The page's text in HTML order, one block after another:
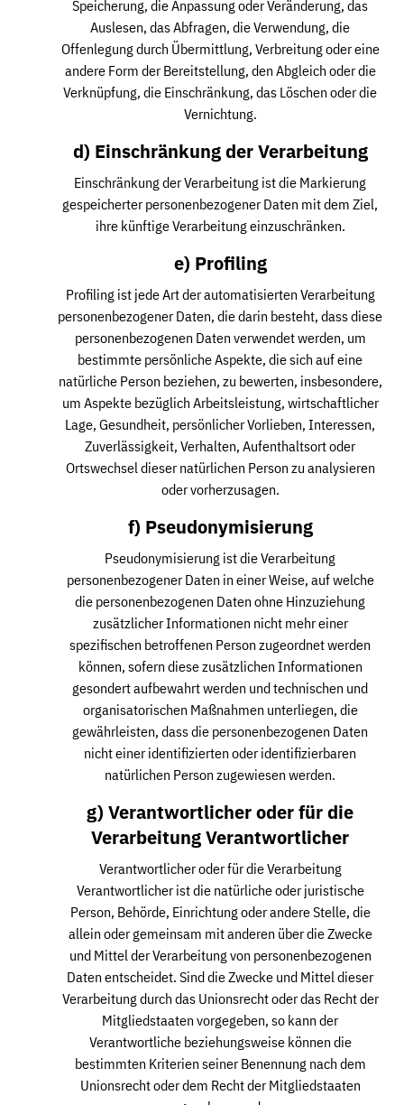
Speicherung, die Anpassung oder Veränderung, das
Auslesen, das Abfragen, die Verwendung, die
Offenlegung durch Übermittlung, Verbreitung oder eine
andere Form der Bereitstellung, den Abgleich oder die
Verknüpfung, die Einschränkung, das Löschen oder die
Vernichtung.
d) Einschränkung der Verarbeitung
Einschränkung der Verarbeitung ist die Markierung
gespeicherter personenbezogener Daten mit dem Ziel,
ihre künftige Verarbeitung einzuschränken.
e) Profiling
Profiling ist jede Art der automatisierten Verarbeitung
personenbezogener Daten, die darin besteht, dass diese
personenbezogenen Daten verwendet werden, um
bestimmte persönliche Aspekte, die sich auf eine
natürliche Person beziehen, zu bewerten, insbesondere,
um Aspekte bezüglich Arbeitsleistung, wirtschaftlicher
Lage, Gesundheit, persönlicher Vorlieben, Interessen,
Zuverlässigkeit, Verhalten, Aufenthaltsort oder
Ortswechsel dieser natürlichen Person zu analysieren
oder vorherzusagen.
f) Pseudonymisierung
Pseudonymisierung ist die Verarbeitung
personenbezogener Daten in einer Weise, auf welche
die personenbezogenen Daten ohne Hinzuziehung
zusätzlicher Informationen nicht mehr einer
spezifischen betroffenen Person zugeordnet werden
können, sofern diese zusätzlichen Informationen
gesondert aufbewahrt werden und technischen und
organisatorischen Maßnahmen unterliegen, die
gewährleisten, dass die personenbezogenen Daten
nicht einer identifizierten oder identifizierbaren
natürlichen Person zugewiesen werden.
g) Verantwortlicher oder für die
Verarbeitung Verantwortlicher
Verantwortlicher oder für die Verarbeitung
Verantwortlicher ist die natürliche oder juristische
Person, Behörde, Einrichtung oder andere Stelle, die
allein oder gemeinsam mit anderen über die Zwecke
und Mittel der Verarbeitung von personenbezogenen
Daten entscheidet. Sind die Zwecke und Mittel dieser
Verarbeitung durch das Unionsrecht oder das Recht der
Mitgliedstaaten vorgegeben, so kann der
Verantwortliche beziehungsweise können die
bestimmten Kriterien seiner Benennung nach dem
Unionsrecht oder dem Recht der Mitgliedstaaten